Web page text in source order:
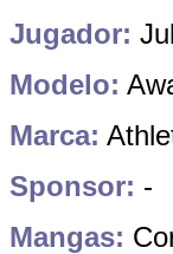
Jugador:
Modelo:
Marca:
Sponsor: -
Mangas: